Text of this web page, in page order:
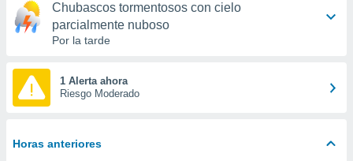
y
forma
basada
permite
Chubascos tormentosos con cielo
parcialmente nuboso
Por la tarde
1 Alerta ahora
Riesgo Moderado
Horas anteriores